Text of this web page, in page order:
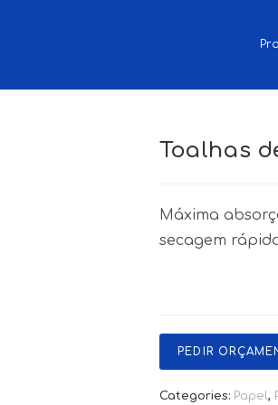
Toalhas
Máxima
secagem
PEDIR
Categories: Papel,